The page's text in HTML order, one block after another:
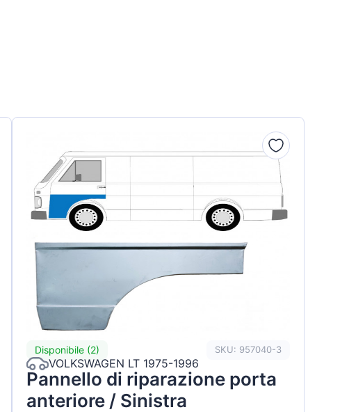
Disponibile (2) SKU: 957040-3
VOLKSWAGEN LT 1975-1996
Pannello di riparazione porta
anteriore / Sinistra